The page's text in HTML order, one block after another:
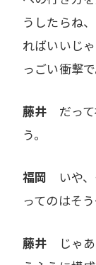
うしたらね
ればいいじ
っごい衝撃で
藤井 だって
う。
福岡 いや、
ってのはそ
藤井 じゃ